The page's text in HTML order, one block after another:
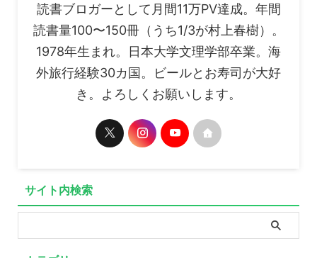
読書ブロガーとして月間11万PV達成。年間
読書量100〜150冊（うち1/3が村上春樹）。
1978年生まれ。日本大学文理学部卒業。海
外旅行経験30カ国。ビールとお寿司が大好
き。よろしくお願いします。
サイト内検索